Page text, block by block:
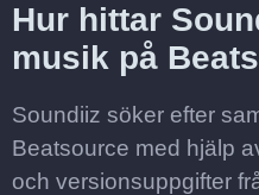
Hur hittar
musik på
Soundiiz söker efter
Beatsource med hjälp
och versionsuppgifter